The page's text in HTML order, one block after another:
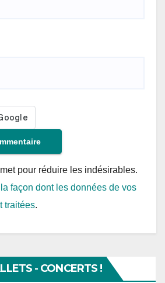
pour réduire les indésirables.
façon dont les données de vos
traitées.
- CONCERTS !